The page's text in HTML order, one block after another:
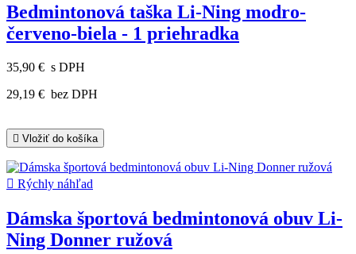
Bedmintonová taška Li-Ning modro-
červeno-biela - 1 priehradka
35,90 € s DPH
29,19 € bez DPH
 Vložiť do košíka
 Rýchly náhľad
Dámska športová bedmintonová obuv Li-
Ning Donner ružová